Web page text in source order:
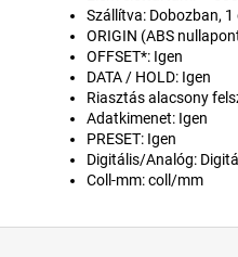
Szállítva: Dobozban, 1
ORIGIN (ABS
OFFSET*: Igen
DATA / HOLD: Igen
Riasztás alacsony
Adatkimenet: Igen
PRESET: Igen
Digitális/Analóg:
Coll-mm: coll/mm